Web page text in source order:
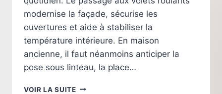
modernise la façade, sécurise les
ouvertures et aide à stabiliser la
température intérieure. En maison
ancienne, il faut néanmoins anticiper la
pose sous linteau, la place…
VOIR LA SUITEREMPLACER